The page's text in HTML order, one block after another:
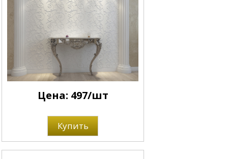
Цена: 497/шт
Купить